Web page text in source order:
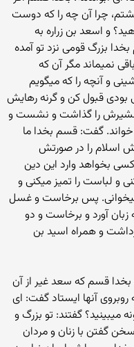
چرا آن چه را که دوست
و اسعد بن زراره به
بزرگ قومی نزد تو آمده
نمی‏ماند مگر آن که
و آنچه را که می‏گویم
قبول کن و گرنه رهایش
را گذاشت و نشست و
خواند. گفت: قسم بخدا ما
اسلام را در صورتش
بخواهد وارد این دین
و لباست را تمیز می‏کنی و
می‏خوانی. پس برخاست و غسل
زبان آورد و برخاست و دو
و همراه اسید بن
قسم که سعد غیر از آن
آنها ایستاد گفت: ای
می‏بینید؟ گفتند: تو بزرگ و
گفتن با زنان و مردان